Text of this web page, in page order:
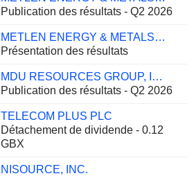
Publication des résultats - Q2 2026
METLEN ENERGY & METALS PLC
Présentation des résultats
MDU RESOURCES GROUP, INC.
Publication des résultats - Q2 2026
TELECOM PLUS PLC
Détachement de dividende - 0.12
GBX
NISOURCE, INC.